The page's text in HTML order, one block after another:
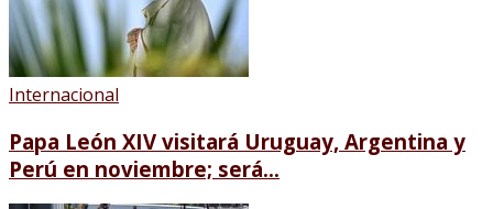
Internacional
Papa León XIV visitará Uruguay, Argentina y
Perú en noviembre; será...